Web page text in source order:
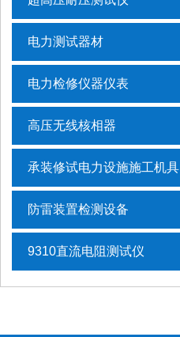
电力测试器材
电力检修仪器仪表
高压无线核相器
承装修试电力设施施工机具
防雷装置检测设备
9310直流电阻测试仪